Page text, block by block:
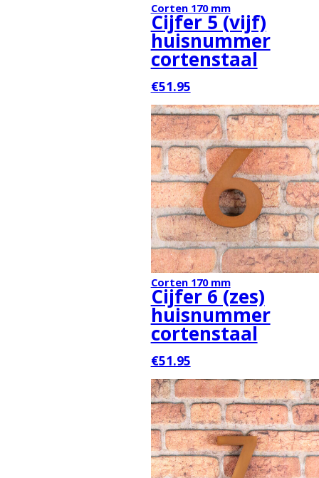
Corten 170 mm
Cijfer 5 (vijf)
huisnummer
cortenstaal
€51.95
Corten 170 mm
Cijfer 6 (zes)
huisnummer
cortenstaal
€51.95